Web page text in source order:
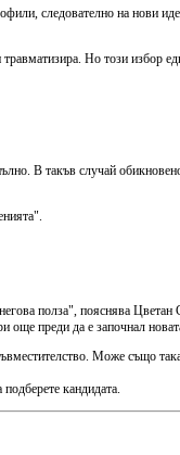
следователно на нови
Но този избор
В такъв случай
полза", пояснява Цветан
още преди да е започнал
Може също
кандидата.